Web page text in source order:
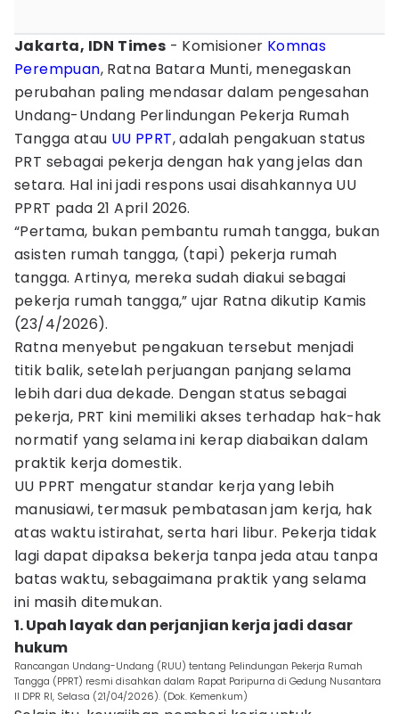
Jakarta, IDN Times - Komisioner Komnas
Perempuan, Ratna Batara Munti, menegaskan
perubahan paling mendasar dalam pengesahan
Undang-Undang Perlindungan Pekerja Rumah
Tangga atau UU PPRT, adalah pengakuan status
PRT sebagai pekerja dengan hak yang jelas dan
setara. Hal ini jadi respons usai disahkannya UU
PPRT pada 21 April 2026.
“Pertama, bukan pembantu rumah tangga, bukan
asisten rumah tangga, (tapi) pekerja rumah
tangga. Artinya, mereka sudah diakui sebagai
pekerja rumah tangga,” ujar Ratna dikutip Kamis
(23/4/2026).
Ratna menyebut pengakuan tersebut menjadi
titik balik, setelah perjuangan panjang selama
lebih dari dua dekade. Dengan status sebagai
pekerja, PRT kini memiliki akses terhadap hak-hak
normatif yang selama ini kerap diabaikan dalam
praktik kerja domestik.
UU PPRT mengatur standar kerja yang lebih
manusiawi, termasuk pembatasan jam kerja, hak
atas waktu istirahat, serta hari libur. Pekerja tidak
lagi dapat dipaksa bekerja tanpa jeda atau tanpa
batas waktu, sebagaimana praktik yang selama
ini masih ditemukan.
1. Upah layak dan perjanjian kerja jadi dasar
hukum
Rancangan Undang-Undang (RUU) tentang Pelindungan Pekerja Rumah
Tangga (PPRT) resmi disahkan dalam Rapat Paripurna di Gedung Nusantara
II DPR RI, Selasa (21/04/2026). (Dok. Kemenkum)